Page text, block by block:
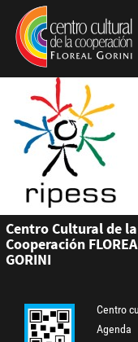
Pasar al contenido principal
Jump to main content
Centro Cultural de la
Cooperación
GORINI
Centro
Agenda